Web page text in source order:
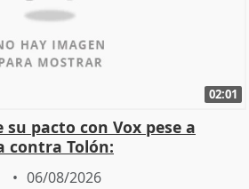
02:01
su pacto con Vox pese a
contra Tolón:
06/08/2026